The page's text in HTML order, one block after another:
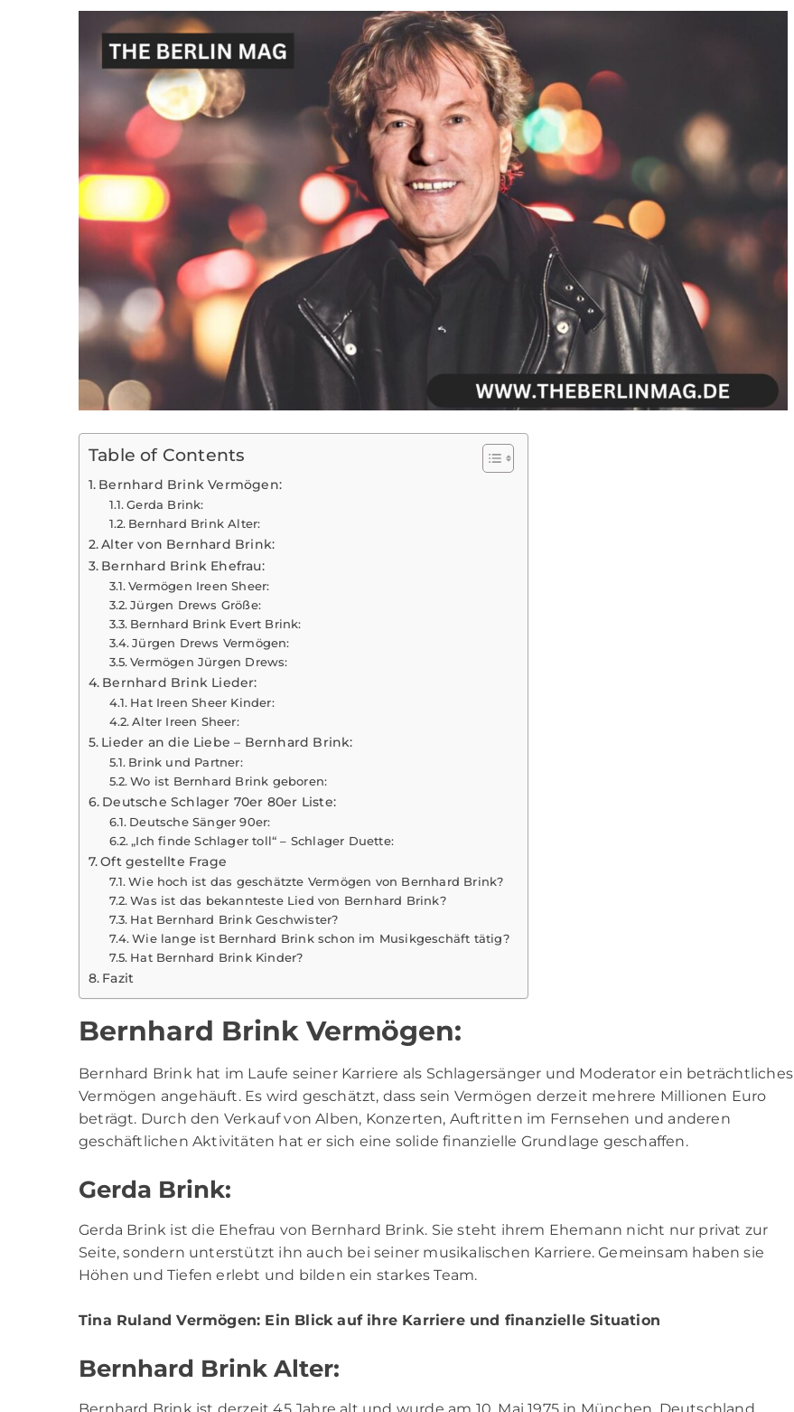
Table of Contents
Bernhard Brink Vermögen:
Gerda Brink:
Bernhard Brink Alter:
Alter von Bernhard Brink:
Bernhard Brink Ehefrau:
Vermögen Ireen Sheer:
Jürgen Drews Größe:
Bernhard Brink Evert Brink:
Jürgen Drews Vermögen:
Vermögen Jürgen Drews:
Bernhard Brink Lieder:
Hat Ireen Sheer Kinder:
Alter Ireen Sheer:
Lieder an die Liebe – Bernhard Brink:
Brink und Partner:
Wo ist Bernhard Brink geboren:
Deutsche Schlager 70er 80er Liste:
Deutsche Sänger 90er:
„Ich finde Schlager toll“ – Schlager Duette:
Oft gestellte Frage
Wie hoch ist das geschätzte Vermögen von Bernhard Brink?
Was ist das bekannteste Lied von Bernhard Brink?
Hat Bernhard Brink Geschwister?
Wie lange ist Bernhard Brink schon im Musikgeschäft tätig?
Hat Bernhard Brink Kinder?
Fazit
Bernhard Brink Vermögen:
Bernhard Brink hat im Laufe seiner Karriere als Schlagersänger und Moderator ein beträchtliches
Vermögen angehäuft. Es wird geschätzt, dass sein Vermögen derzeit mehrere Millionen Euro
beträgt. Durch den Verkauf von Alben, Konzerten, Auftritten im Fernsehen und anderen
geschäftlichen Aktivitäten hat er sich eine solide finanzielle Grundlage geschaffen.
Gerda Brink:
Gerda Brink ist die Ehefrau von Bernhard Brink. Sie steht ihrem Ehemann nicht nur privat zur
Seite, sondern unterstützt ihn auch bei seiner musikalischen Karriere. Gemeinsam haben sie
Höhen und Tiefen erlebt und bilden ein starkes Team.
Tina Ruland Vermögen: Ein Blick auf ihre Karriere und finanzielle Situation
Bernhard Brink Alter:
Bernhard Brink ist derzeit 45 Jahre alt und wurde am 10. Mai 1975 in München, Deutschland,